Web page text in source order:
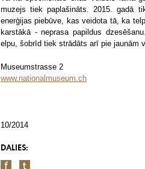
muzejs tiek paplašināts. 2015. gadā
enerģijas piebūve, kas veidota tā, ka
karstākā - neprasa papildus
elpu, šobrīd tiek strādāts arī pie jaunām
Museumstrasse 2
www.nationalmuseum.ch
10/2014
DALIES: